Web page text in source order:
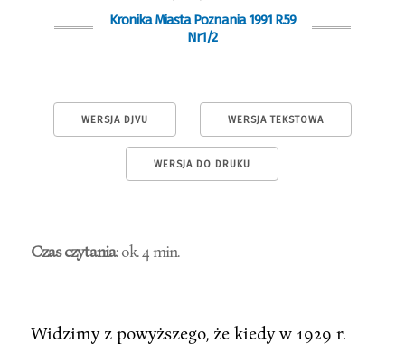
Kronika Miasta Poznania 1991 R.59
Nr1/2
WERSJA DJVU WERSJA TEKSTOWA
WERSJA DO DRUKU
Czas czytania: ok. 4 min.
Widzimy z powyższego, że kiedy w 1929 r.